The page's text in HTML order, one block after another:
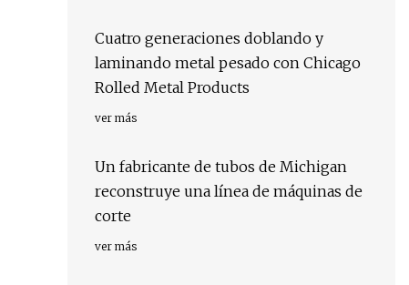
Cuatro generaciones doblando y
laminando metal pesado con Chicago
Rolled Metal Products
ver más
Un fabricante de tubos de Michigan
reconstruye una línea de máquinas de
corte
ver más